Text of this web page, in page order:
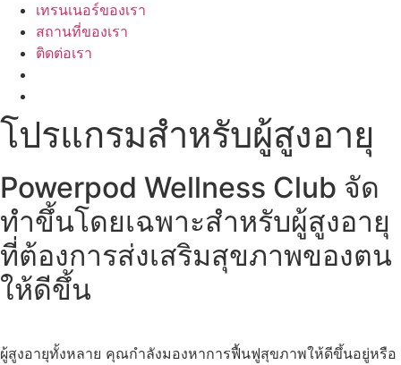
เทรนเนอร์ของเรา
สถานที่ของเรา
ติดต่อเรา
โปรแกรมสำหรับผู้สูงอายุ
Powerpod Wellness Club จัด
ทำขึ้นโดยเฉพาะสำหรับผู้สูงอายุ
ที่ต้องการส่งเสริมสุขภาพของตน
ให้ดีขึ้น
ผู้สูงอายุทั้งหลาย คุณกำลังมองหาการฟื้นฟูสุขภาพให้ดีขึ้นอยู่หรือ